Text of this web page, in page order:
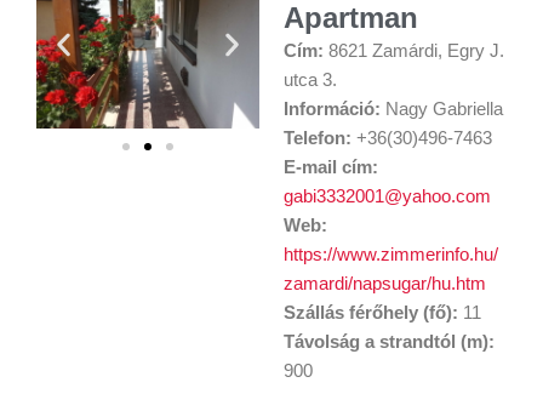
Apartman
Cím: 8621 Zamárdi, Egry J.
utca 3.
Információ: Nagy Gabriella
Telefon: +36(30)496-7463
E-mail cím:
gabi3332001@yahoo.com
Web:
https://www.zimmerinfo.hu/
zamardi/napsugar/hu.htm
Szállás férőhely (fő): 11
Távolság a strandtól (m):
900